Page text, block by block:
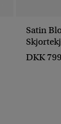
Satin
Pasform
DKK